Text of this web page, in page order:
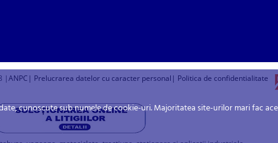
|ANPC | Prelucrarea datelor cu caracter personal | Politica de confidentialitate
cunoscute sub numele de cookie-uri. Majoritatea site-urilor mari fac